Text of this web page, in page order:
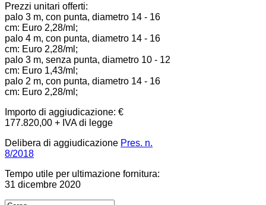
Prezzi unitari offerti:
palo 3 m, con punta, diametro 14 - 16
cm: Euro 2,28/ml;
palo 4 m, con punta, diametro 14 - 16
cm: Euro 2,28/ml;
palo 3 m, senza punta, diametro 10 - 12
cm: Euro 1,43/ml;
palo 2 m, con punta, diametro 14 - 16
cm: Euro 2,28/ml;
Importo di aggiudicazione: €
177.820,00 + IVA di legge
Delibera di aggiudicazione Pres. n.
8/2018
Tempo utile per ultimazione fornitura:
31 dicembre 2020